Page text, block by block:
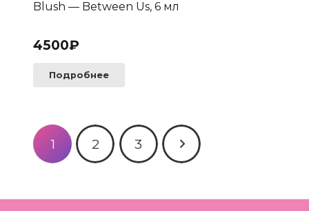
Blush — Between Us, 6 мл
4500₽
Подробнее
Пагинация
записей
1 2 3